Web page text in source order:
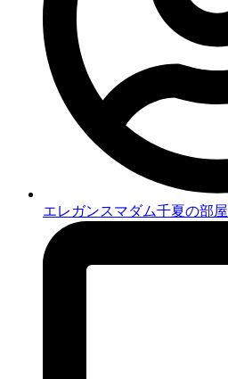
エレガンスマダム千夏の部屋